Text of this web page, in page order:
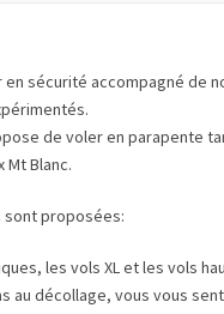
sécurité accompagné de
de voler en parapente
Mt Blanc.
sont proposées:
les vols XL et les vols
au décollage, vous vous